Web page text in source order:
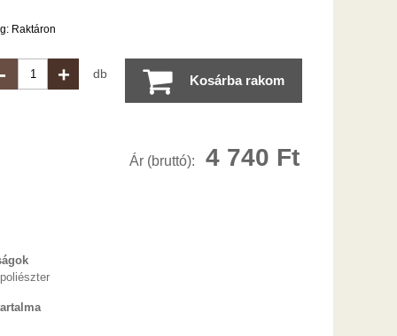
Raktáron
+ db Kosárba rakom
Ár (bruttó): 4 740 Ft